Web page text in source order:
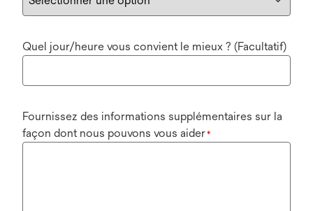
Quel jour/heure vous convient le mieux ? (Facultatif)
Fournissez des informations supplémentaires sur la
façon dont nous pouvons vous aider*